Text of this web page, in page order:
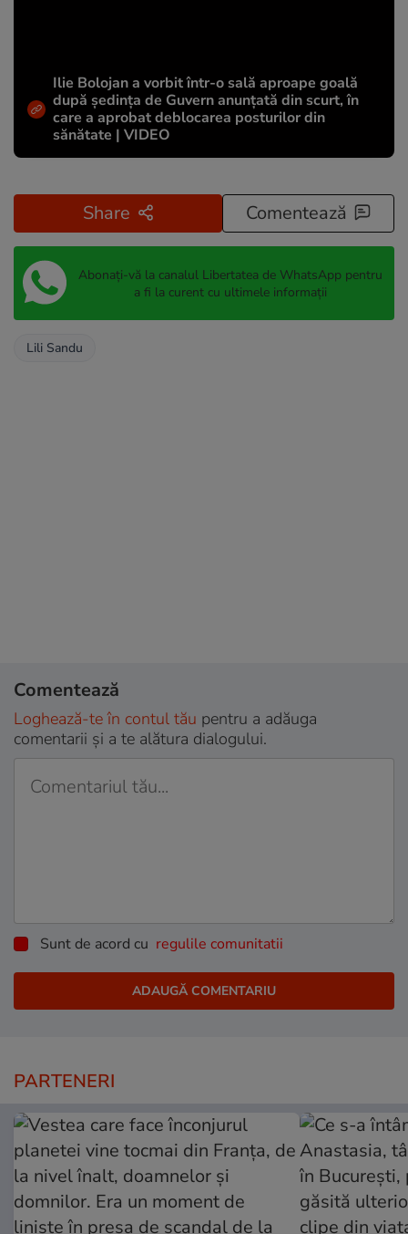
Ilie Bolojan a vorbit într-o sală aproape goală
după ședința de Guvern anunțată din scurt, în
care a aprobat deblocarea posturilor din
sănătate | VIDEO
Share Comentează
Abonați-vă la canalul Libertatea de WhatsApp pentru
a fi la curent cu ultimele informații
Lili Sandu
Comentează
Loghează-te în contul tău pentru a adăuga
comentarii și a te alătura dialogului.
Sunt de acord cu regulile comunitatii
PARTENERI